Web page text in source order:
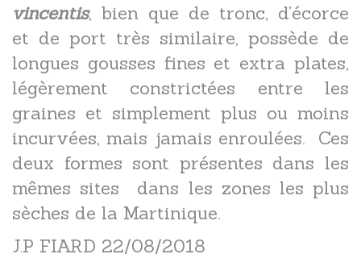
vincentis, bien que de tronc, d’écorce
et de port très similaire, possède de
longues gousses fines et extra plates,
légèrement constrictées entre les
graines et simplement plus ou moins
incurvées, mais jamais enroulées. Ces
deux formes sont présentes dans les
mêmes sites dans les zones les plus
sèches de la Martinique.
J.P FIARD 22/08/2018